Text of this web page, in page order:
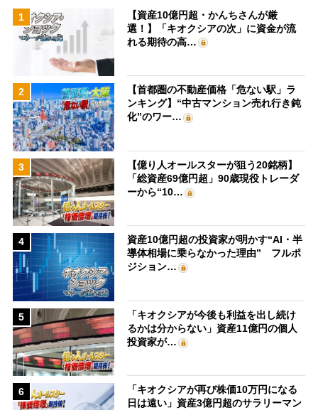
1
【資産10億円超・かんちさんが厳
選！】「キオクシアの次」に資金が流
れる期待の高…
2
【首都圏の不動産価格「危ない駅」ラ
ンキング】“中古マンション売れ行き鈍
化”のワー…
3
【億り人オールスターが狙う20銘柄】
「総資産69億円超」90歳現役トレーダ
ーから“10…
4
資産10億円超の投資家が明かす“AI・半
導体相場に乗らなかった理由” フルポ
ジション…
5
「キオクシアが今後も利益を出し続け
るかは分からない」資産11億円の個人
投資家が…
6
「キオクシアが再び株価10万円になる
日は遠い」資産3億円超のサラリーマン